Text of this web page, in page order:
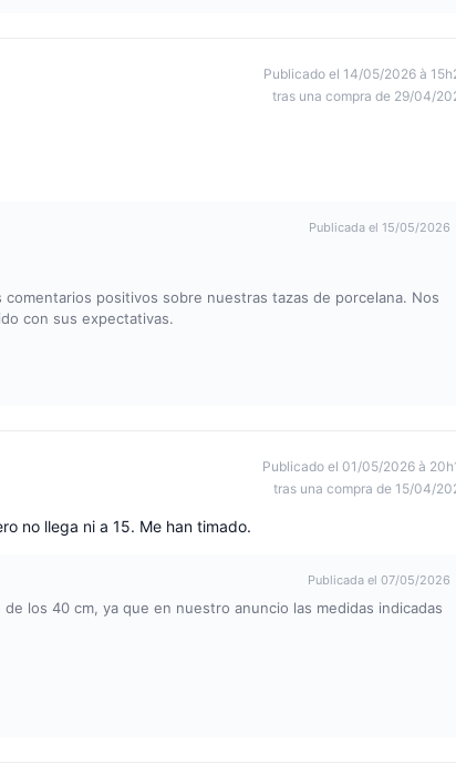
Publicado el 14/05/2026 à
tras una compra de 29/04/
Publicada el 15/05/2026
positivos sobre nuestras tazas de porcelana. Nos
con sus expectativas.
Publicado el 01/05/2026 à
tras una compra de 15/04/
no llega ni a 15. Me han timado.
Publicada el 07/05/2026
los 40 cm, ya que en nuestro anuncio las medidas indicadas